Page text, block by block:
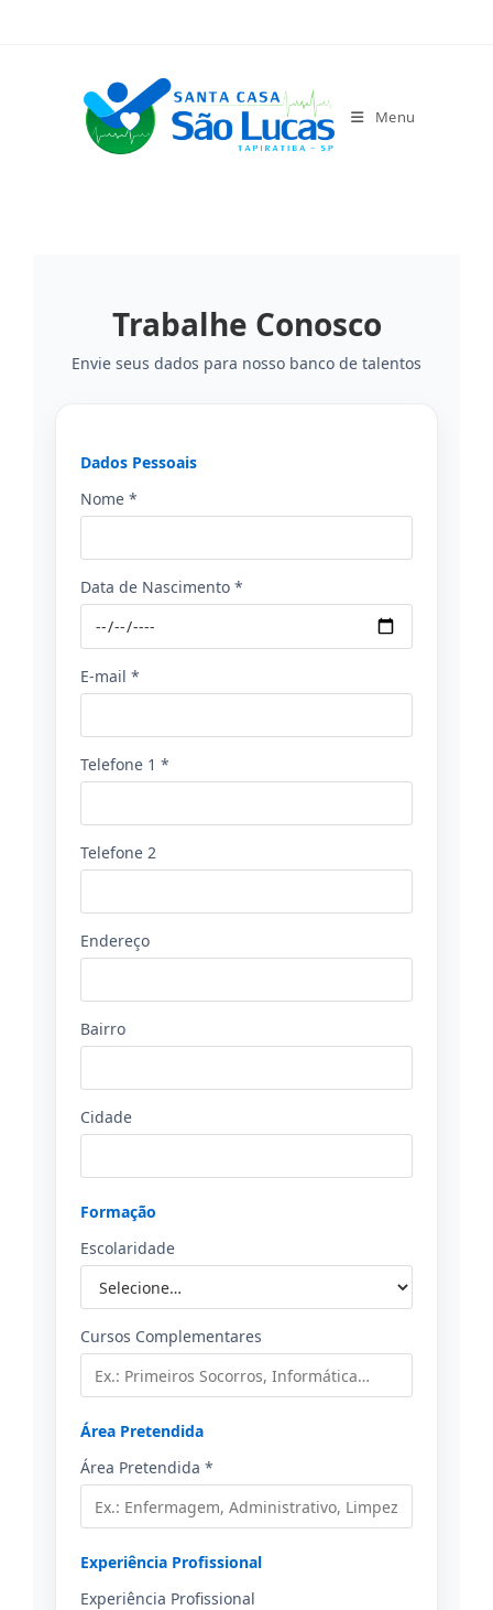
Menu
Trabalhe Conosco
Envie seus dados para nosso banco de talentos
Dados Pessoais
Nome *
Data de Nascimento *
E-mail *
Telefone 1 *
Telefone 2
Endereço
Bairro
Cidade
Formação
Escolaridade
Cursos Complementares
Área Pretendida
Área Pretendida *
Experiência Profissional
Experiência Profissional